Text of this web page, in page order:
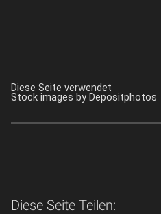
Diese Seite verwendet
Stock images by Depositphotos
Diese Seite Teilen: